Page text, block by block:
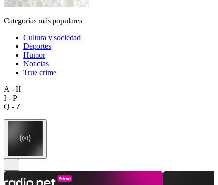
Categorías más populares
Cultura y sociedad
Deportes
Humor
Noticias
True crime
A - H
I - P
Q - Z